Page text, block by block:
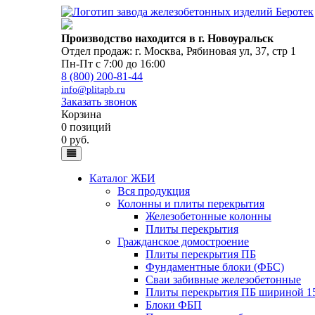
Производство находится в г. Новоуральск
Отдел продаж: г. Москва, Рябиновая ул, 37, стр 1
Пн-Пт с 7:00 до 16:00
8 (800) 200-81-44
info@plitapb.ru
Заказать звонок
Корзина
0 позиций
0 руб.
Каталог ЖБИ
Вся продукция
Колонны и плиты перекрытия
Железобетонные колонны
Плиты перекрытия
Гражданское домостроение
Плиты перекрытия ПБ
Фундаментные блоки (ФБС)
Сваи забивные железобетонные
Плиты перекрытия ПБ шириной
Блоки ФБП